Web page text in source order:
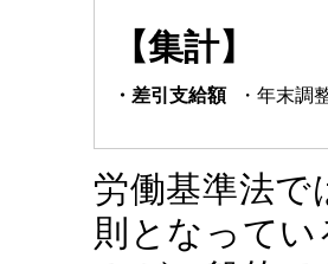
【集計】
・差引支給額 ・年末調
労働基準法で
則となって